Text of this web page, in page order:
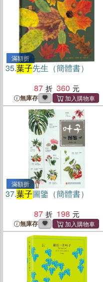
滿額折
35.葉子先生（簡體書）
87
360
無庫存
滿額折
37.葉子圖鑒（簡體書）
87
198
無庫存